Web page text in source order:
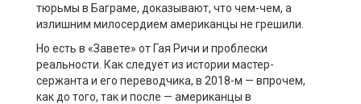
тюрьмы в Баграме, доказывают, что чем-чем, а
излишним милосердием американцы не грешили.
Но есть в «Завете» от Гая Ричи и проблески
реальности. Как следует из истории мастер-
сержанта и его переводчика, в 2018-м — впрочем,
как до того, так и после — американцы в